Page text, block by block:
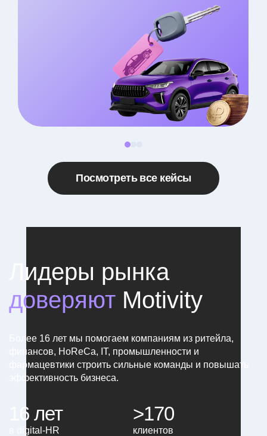
Посмотреть все кейсы
Лидеры рынка
доверяют Motivity
Более 16 лет мы помогаем компаниям из ритейла,
финансов, HoReCa, IT, промышленности и
фармацевтики строить сильные команды и повышать
эффективность бизнеса.
16 лет
в digital-HR
>170
клиентов